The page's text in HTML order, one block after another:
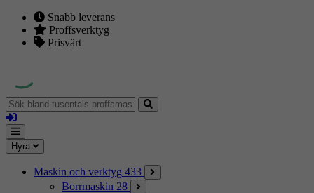
Snabb leverans
Proffsverktyg
Prisvärt
Sök
bland
tusentals
proffsmaskiner
Logga
in
Mina
sidor
Meny
Hyra
Maskin och verktyg 433
Borrmaskin 28